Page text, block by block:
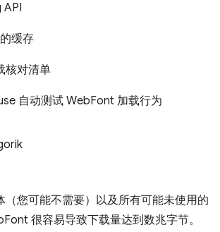
API
缓存
核对清单
自动测试 WebFont 加载行为
（您可能不需要）以及所有可能未使用的
很容易导致下载量达到数兆字节。